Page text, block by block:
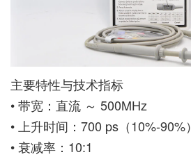
主要特性与技术指标
• 带宽：直流 ～ 500MHz
• 上升时间：700 ps（10%-90%）
• 衰减率：10:1